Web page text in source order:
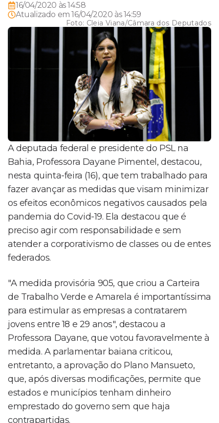
16/04/2020 às 14:58
Atualizado em16/04/2020 às 14:59
Foto: Cleia Viana/Câmara dos Deputados
A deputada federal e presidente do PSL na
Bahia, Professora Dayane Pimentel, destacou,
nesta quinta-feira (16), que tem trabalhado para
fazer avançar as medidas que visam minimizar
os efeitos econômicos negativos causados pela
pandemia do Covid-19. Ela destacou que é
preciso agir com responsabilidade e sem
atender a corporativismo de classes ou de entes
federados.
"A medida provisória 905, que criou a Carteira
de Trabalho Verde e Amarela é importantíssima
para estimular as empresas a contratarem
jovens entre 18 e 29 anos", destacou a
Professora Dayane, que votou favoravelmente à
medida. A parlamentar baiana criticou,
entretanto, a aprovação do Plano Mansueto,
que, após diversas modificações, permite que
estados e municípios tenham dinheiro
emprestado do governo sem que haja
contrapartidas.